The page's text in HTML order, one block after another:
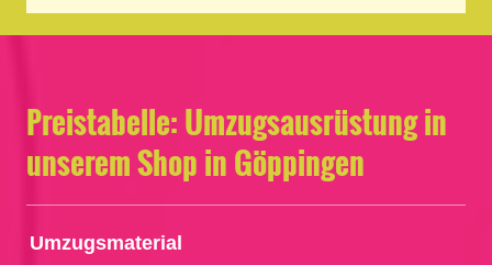
Preistabelle: Umzugsausrüstung in
unserem Shop in Göppingen
Umzugsmaterial